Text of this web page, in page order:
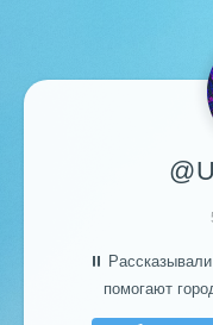
⏸️
помогают